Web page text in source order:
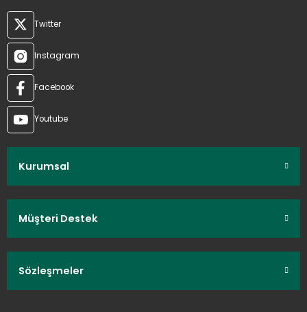
Twitter
Instagram
Facebook
Youtube
Kurumsal
Müşteri Destek
Sözleşmeler